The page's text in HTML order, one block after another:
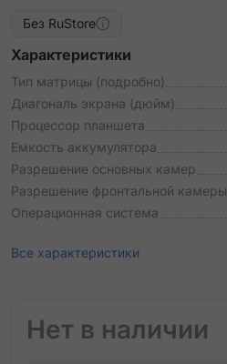
Без RuStore
Характеристики
Тип матрицы (подробно)
Диагональ экрана (дюйм)
Процессор планшета
Емкость аккумулятора
Разрешение основных камер
Разрешение фронтальной камеры
Операционная система
Все характеристики
Нет в наличии